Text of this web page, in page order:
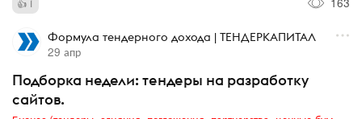
1
Формула тендерного дохода | ТЕНДЕРКАПИТАЛ
29 апр
Подборка недели: тендеры на разработку
сайтов‍.